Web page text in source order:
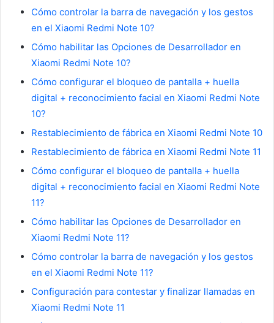
Cómo controlar la barra de navegación y los gestos
en el Xiaomi Redmi Note 10?
Cómo habilitar las Opciones de Desarrollador en
Xiaomi Redmi Note 10?
Cómo configurar el bloqueo de pantalla + huella
digital + reconocimiento facial en Xiaomi Redmi Note
10?
Restablecimiento de fábrica en Xiaomi Redmi Note 10
Restablecimiento de fábrica en Xiaomi Redmi Note 11
Cómo configurar el bloqueo de pantalla + huella
digital + reconocimiento facial en Xiaomi Redmi Note
11?
Cómo habilitar las Opciones de Desarrollador en
Xiaomi Redmi Note 11?
Cómo controlar la barra de navegación y los gestos
en el Xiaomi Redmi Note 11?
Configuración para contestar y finalizar llamadas en
Xiaomi Redmi Note 11